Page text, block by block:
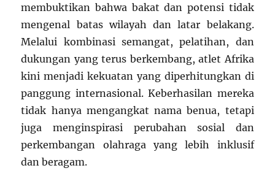
membuktikan bahwa bakat dan potensi tidak
mengenal batas wilayah dan latar belakang.
Melalui kombinasi semangat, pelatihan, dan
dukungan yang terus berkembang, atlet Afrika
kini menjadi kekuatan yang diperhitungkan di
panggung internasional. Keberhasilan mereka
tidak hanya mengangkat nama benua, tetapi
juga menginspirasi perubahan sosial dan
perkembangan olahraga yang lebih inklusif
dan beragam.